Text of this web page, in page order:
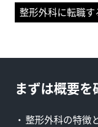
整形外科に転職す
まずは概要を
整形外科の特徴